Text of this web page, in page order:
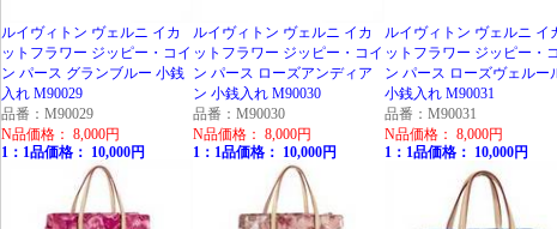
ルイヴィトン ヴェルニ イカ
ットフラワー ジッピー・コイ
ン パース グランブルー 小銭
入れ M90029
ルイヴィトン ヴェルニ イカ
ットフラワー ジッピー・コイ
ン パース ローズアンディア
ン 小銭入れ M90030
ルイヴィトン ヴェルニ イ
ットフラワー ジッピー・
ン パース ローズヴェルー
小銭入れ M90031
品番：M90029
N品価格： 8,000円
1：1品価格： 10,000円
品番：M90030
N品価格： 8,000円
1：1品価格： 10,000円
品番：M90031
N品価格： 8,000円
1：1品価格： 10,000円